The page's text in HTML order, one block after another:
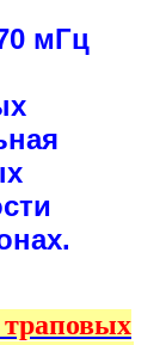
мГц
траповых